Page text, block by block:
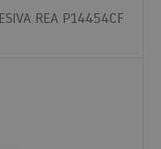
REA P14454CF